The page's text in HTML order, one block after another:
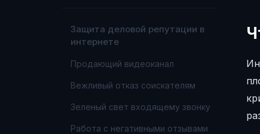
Защита деловой репутации в
интернете
Продающий видеоканал
Вежливый отказ соискателям
Зеленый свет входящему звонку
Работа с негативными отзывами